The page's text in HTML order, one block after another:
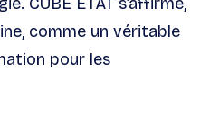
comme un véritable
pour les